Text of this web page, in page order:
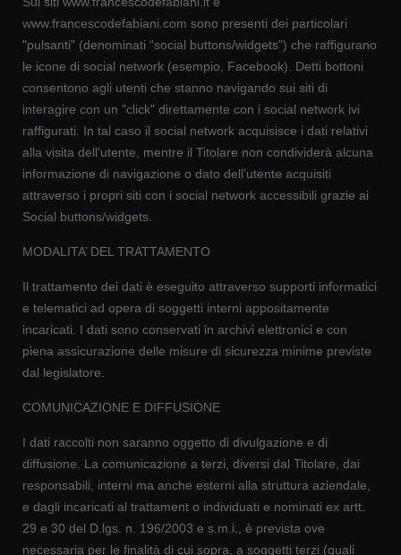
www.francescodefabiani.com sono presenti dei particolari
"pulsanti" (denominati “social buttons/widgets”) che raffigurano
le icone di social network (esempio, Facebook). Detti bottoni
consentono agli utenti che stanno navigando sui siti di
interagire con un "click" direttamente con i social network ivi
raffigurati. In tal caso il social network acquisisce i dati relativi
alla visita dell’utente, mentre il Titolare non condividerà alcuna
informazione di navigazione o dato dell’utente acquisiti
attraverso i propri siti con i social network accessibili grazie ai
Social buttons/widgets.
MODALITA’ DEL TRATTAMENTO
Il trattamento dei dati è eseguito attraverso supporti informatici
e telematici ad opera di soggetti interni appositamente
incaricati. I dati sono conservati in archivi elettronici e con
piena assicurazione delle misure di sicurezza minime previste
dal legislatore.
COMUNICAZIONE E DIFFUSIONE
I dati raccolti non saranno oggetto di divulgazione e di
diffusione. La comunicazione a terzi, diversi dal Titolare, dai
responsabili, interni ma anche esterni alla struttura aziendale,
e dagli incaricati al trattament o individuati e nominati ex artt.
29 e 30 del D.lgs. n. 196/2003 e s.m.i., è prevista ove
necessaria per le finalità di cui sopra, a soggetti terzi (quali